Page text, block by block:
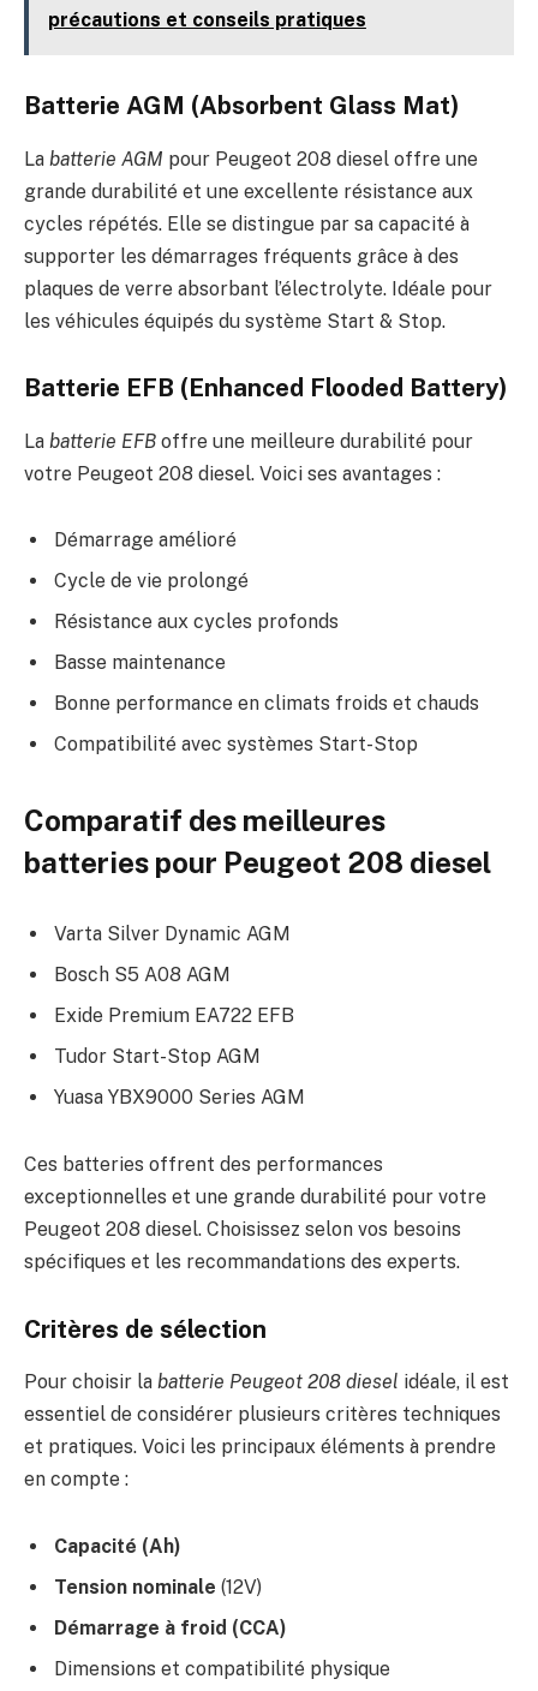
précautions et conseils pratiques
Batterie AGM (Absorbent Glass Mat)
La batterie AGM pour Peugeot 208 diesel offre une
grande durabilité et une excellente résistance aux
cycles répétés. Elle se distingue par sa capacité à
supporter les démarrages fréquents grâce à des
plaques de verre absorbant l’électrolyte. Idéale pour
les véhicules équipés du système Start & Stop.
Batterie EFB (Enhanced Flooded Battery)
La batterie EFB offre une meilleure durabilité pour
votre Peugeot 208 diesel. Voici ses avantages :
Démarrage amélioré
Cycle de vie prolongé
Résistance aux cycles profonds
Basse maintenance
Bonne performance en climats froids et chauds
Compatibilité avec systèmes Start-Stop
Comparatif des meilleures
batteries pour Peugeot 208 diesel
Varta Silver Dynamic AGM
Bosch S5 A08 AGM
Exide Premium EA722 EFB
Tudor Start-Stop AGM
Yuasa YBX9000 Series AGM
Ces batteries offrent des performances
exceptionnelles et une grande durabilité pour votre
Peugeot 208 diesel. Choisissez selon vos besoins
spécifiques et les recommandations des experts.
Critères de sélection
Pour choisir la batterie Peugeot 208 diesel idéale, il est
essentiel de considérer plusieurs critères techniques
et pratiques. Voici les principaux éléments à prendre
en compte :
Capacité (Ah)
Tension nominale (12V)
Démarrage à froid (CCA)
Dimensions et compatibilité physique